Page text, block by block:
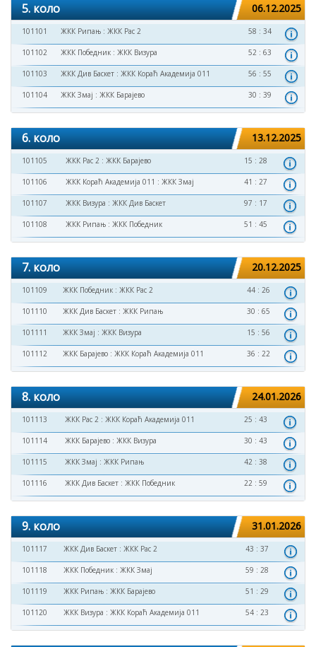
5. коло 06.12.2025
101101 ЖКК Рипањ : ЖКК Рас 2 58 : 34
101102 ЖКК Победник : ЖКК Визура 52 : 63
101103 ЖКК Див Баскет : ЖКК Кораћ Академија 011 56 : 55
101104 ЖКК Змај : ЖКК Барајево 30 : 39
6. коло 13.12.2025
101105 ЖКК Рас 2 : ЖКК Барајево 15 : 28
101106 ЖКК Кораћ Академија 011 : ЖКК Змај 41 : 27
101107 ЖКК Визура : ЖКК Див Баскет 97 : 17
101108 ЖКК Рипањ : ЖКК Победник 51 : 45
7. коло 20.12.2025
101109 ЖКК Победник : ЖКК Рас 2 44 : 26
101110 ЖКК Див Баскет : ЖКК Рипањ 30 : 65
101111 ЖКК Змај : ЖКК Визура 15 : 56
101112 ЖКК Барајево : ЖКК Кораћ Академија 011 36 : 22
8. коло 24.01.2026
101113 ЖКК Рас 2 : ЖКК Кораћ Академија 011 25 : 43
101114 ЖКК Барајево : ЖКК Визура 30 : 43
101115 ЖКК Змај : ЖКК Рипањ 42 : 38
101116 ЖКК Див Баскет : ЖКК Победник 22 : 59
9. коло 31.01.2026
101117 ЖКК Див Баскет : ЖКК Рас 2 43 : 37
101118 ЖКК Победник : ЖКК Змај 59 : 28
101119 ЖКК Рипањ : ЖКК Барајево 51 : 29
101120 ЖКК Визура : ЖКК Кораћ Академија 011 54 : 23